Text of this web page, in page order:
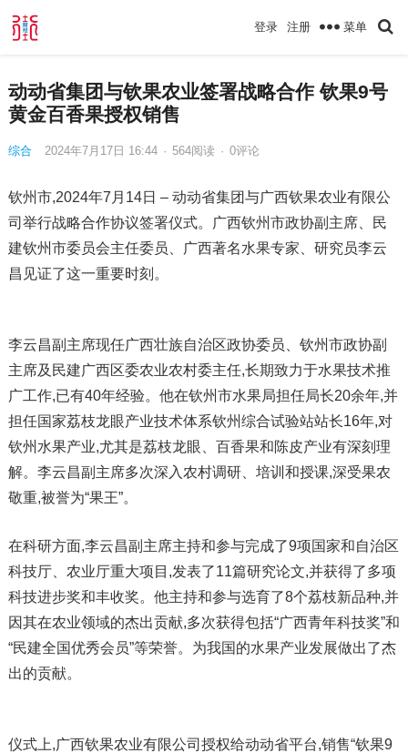
登录 注册 菜单
动动省集团与钦果农业签署战略合作 钦果9号
黄金百香果授权销售
综合 2024年7月17日 16:44 · 564阅读 · 0评论
钦州市,2024年7月14日 – 动动省集团与广西钦果农业有限公
司举行战略合作协议签署仪式。广西钦州市政协副主席、民
建钦州市委员会主任委员、广西著名水果专家、研究员李云
昌见证了这一重要时刻。
李云昌副主席现任广西壮族自治区政协委员、钦州市政协副
主席及民建广西区委农业农村委主任,长期致力于水果技术推
广工作,已有40年经验。他在钦州市水果局担任局长20余年,并
担任国家荔枝龙眼产业技术体系钦州综合试验站站长16年,对
钦州水果产业,尤其是荔枝龙眼、百香果和陈皮产业有深刻理
解。李云昌副主席多次深入农村调研、培训和授课,深受果农
敬重,被誉为“果王”。
在科研方面,李云昌副主席主持和参与完成了9项国家和自治区
科技厅、农业厅重大项目,发表了11篇研究论文,并获得了多项
科技进步奖和丰收奖。他主持和参与选育了8个荔枝新品种,并
因其在农业领域的杰出贡献,多次获得包括“广西青年科技奖”和
“民建全国优秀会员”等荣誉。为我国的水果产业发展做出了杰
出的贡献。
仪式上,广西钦果农业有限公司授权给动动省平台,销售“钦果9